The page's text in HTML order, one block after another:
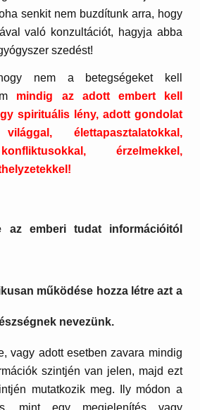
senkit nem buzdítunk arra, hogy
való konzultációt, hagyja abba
szedést!
nem a betegségeket kell
mindig az adott embert kell
spirituális lény, adott gondolat
élettapasztalatokkal,
érzelmekkel,
az emberi tudat információitól
működése hozza létre azt a
nevezünk.
vagy adott esetben zavara mindig
szintjén van jelen, majd ezt
mutatkozik meg.
Ily módon a
mint egy megjelenítés vagy